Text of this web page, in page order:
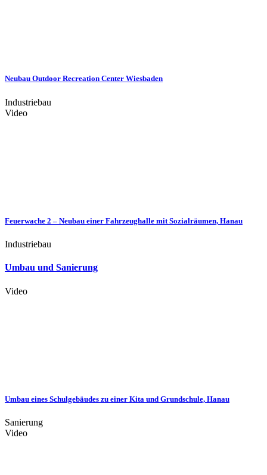
Neubau Outdoor Recreation Center Wiesbaden
Industriebau
Video
Feuerwache 2 – Neubau einer Fahrzeughalle mit Sozialräumen, Hanau
Industriebau
Umbau und Sanierung
Video
Umbau eines Schulgebäudes zu einer Kita und Grundschule, Hanau
Sanierung
Video